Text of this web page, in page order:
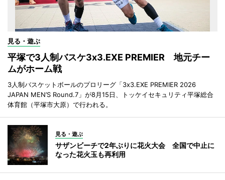
見る・遊ぶ
平塚で3人制バスケ3x3.EXE PREMIER 地元チー
ムがホーム戦
3人制バスケットボールのプロリーグ「3x3.EXE PREMIER 2026
JAPAN MEN’S Round.7」が8月15日、トッケイセキュリティ平塚総合
体育館（平塚市大原）で行われる。
見る・遊ぶ
サザンビーチで2年ぶりに花火大会 全国で中止に
なった花火玉も再利用